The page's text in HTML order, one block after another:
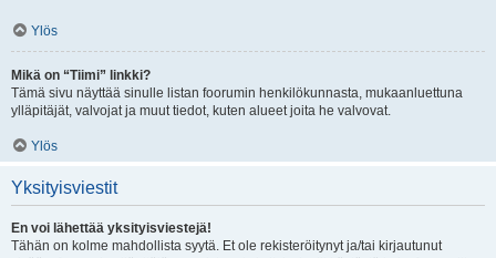
Ylös
Mikä on “Tiimi” linkki?
Tämä sivu näyttää sinulle listan foorumin henkilökunnasta, mukaanluettuna
ylläpitäjät, valvojat ja muut tiedot, kuten alueet joita he valvovat.
Ylös
Yksityisviestit
En voi lähettää yksityisviestejä!
Tähän on kolme mahdollista syytä. Et ole rekisteröitynyt ja/tai kirjautunut